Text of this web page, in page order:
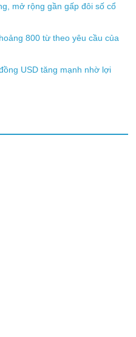
mở rộng gần gấp đôi số cổ
800 từ theo yêu cầu của
USD tăng mạnh nhờ lợi